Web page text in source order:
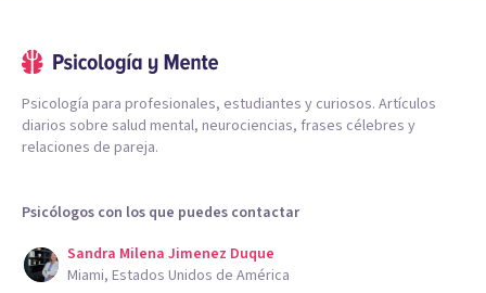
Psicología para profesionales, estudiantes y curiosos. Artículos
diarios sobre salud mental, neurociencias, frases célebres y
relaciones de pareja.
Psicólogos con los que puedes contactar
Sandra Milena Jimenez Duque
Miami, Estados Unidos de América